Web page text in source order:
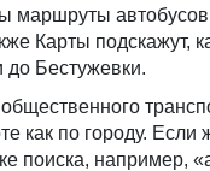
маршруты
Карты подскажут,
Бестужевки.
как по городу.
поиска, например,